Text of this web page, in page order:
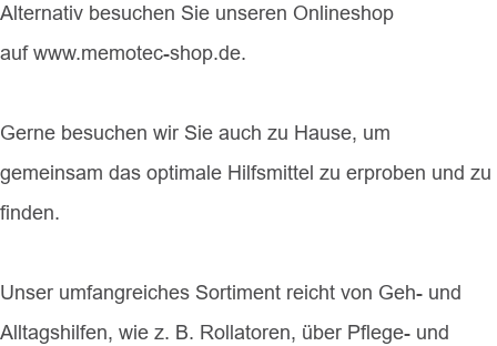
Alternativ besuchen Sie unseren Onlineshop
auf www.memotec-shop.de.
Gerne besuchen wir Sie auch zu Hause, um
gemeinsam das optimale Hilfsmittel zu erproben und zu
finden.
Unser umfangreiches Sortiment reicht von Geh- und
Alltagshilfen, wie z. B. Rollatoren, über Pflege- und